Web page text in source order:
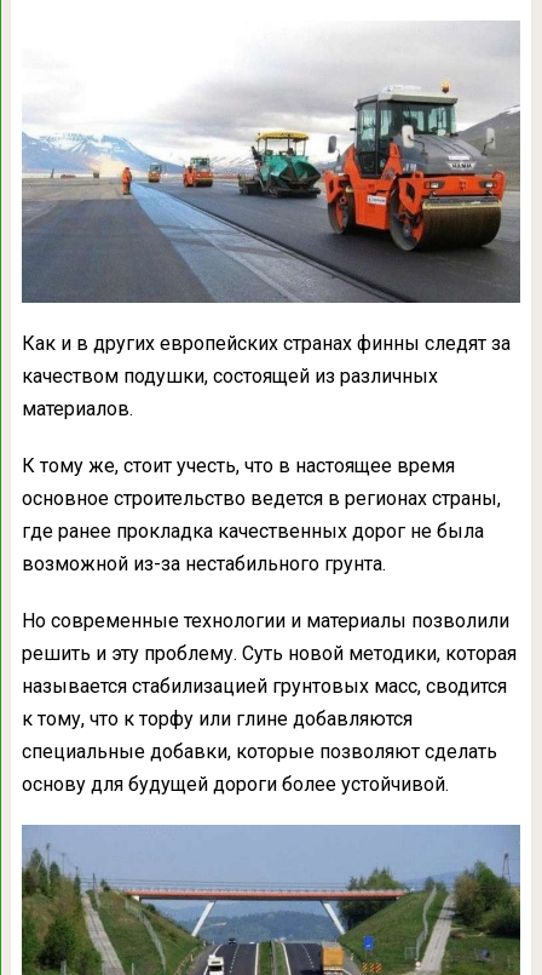
Как и в других европейских странах финны следят за
качеством подушки, состоящей из различных
материалов.
К тому же, стоит учесть, что в настоящее время
основное строительство ведется в регионах страны,
где ранее прокладка качественных дорог не была
возможной из-за нестабильного грунта.
Но современные технологии и материалы позволили
решить и эту проблему. Суть новой методики, которая
называется стабилизацией грунтовых масс, сводится
к тому, что к торфу или глине добавляются
специальные добавки, которые позволяют сделать
основу для будущей дороги более устойчивой.